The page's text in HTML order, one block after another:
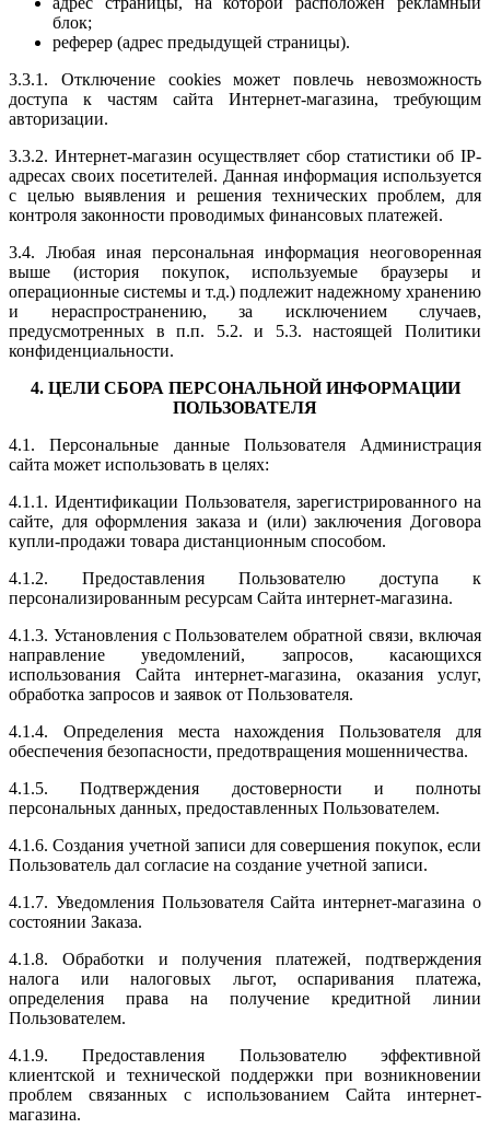
блок;
реферер (адрес предыдущей страницы).
3.3.1. Отключение cookies может повлечь невозможность
доступа к частям сайта Интернет-магазина, требующим
авторизации.
3.3.2. Интернет-магазин осуществляет сбор статистики об IP-
адресах своих посетителей. Данная информация используется
с целью выявления и решения технических проблем, для
контроля законности проводимых финансовых платежей.
3.4. Любая иная персональная информация неоговоренная
выше (история покупок, используемые браузеры и
операционные системы и т.д.) подлежит надежному хранению
и нераспространению, за исключением случаев,
предусмотренных в п.п. 5.2. и 5.3. настоящей Политики
конфиденциальности.
4. ЦЕЛИ СБОРА ПЕРСОНАЛЬНОЙ ИНФОРМАЦИИ
ПОЛЬЗОВАТЕЛЯ
4.1. Персональные данные Пользователя Администрация
сайта может использовать в целях:
4.1.1. Идентификации Пользователя, зарегистрированного на
сайте, для оформления заказа и (или) заключения Договора
купли-продажи товара дистанционным способом.
4.1.2. Предоставления Пользователю доступа к
персонализированным ресурсам Сайта интернет-магазина.
4.1.3. Установления с Пользователем обратной связи, включая
направление уведомлений, запросов, касающихся
использования Сайта интернет-магазина, оказания услуг,
обработка запросов и заявок от Пользователя.
4.1.4. Определения места нахождения Пользователя для
обеспечения безопасности, предотвращения мошенничества.
4.1.5. Подтверждения достоверности и полноты
персональных данных, предоставленных Пользователем.
4.1.6. Создания учетной записи для совершения покупок, если
Пользователь дал согласие на создание учетной записи.
4.1.7. Уведомления Пользователя Сайта интернет-магазина о
состоянии Заказа.
4.1.8. Обработки и получения платежей, подтверждения
налога или налоговых льгот, оспаривания платежа,
определения права на получение кредитной линии
Пользователем.
4.1.9. Предоставления Пользователю эффективной
клиентской и технической поддержки при возникновении
проблем связанных с использованием Сайта интернет-
магазина.